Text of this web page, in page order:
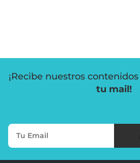
¡Recibe nuestros contenidos
tu mail!